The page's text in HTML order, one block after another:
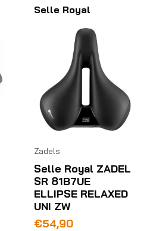
Selle Royal
Zadels
Selle Royal ZADEL
SR 81B7UE
ELLIPSE RELAXED
UNI ZW
€54,90